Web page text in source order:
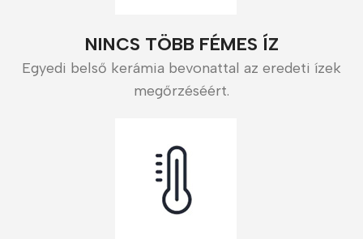
NINCS TÖBB FÉMES ÍZ
Egyedi belső kerámia bevonattal az eredeti ízek
megőrzéséért.